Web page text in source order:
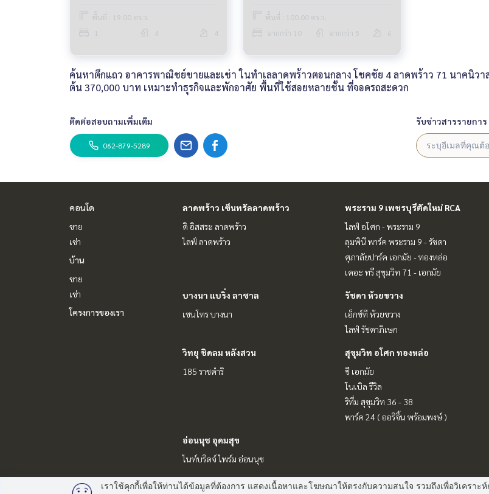
พื้นที่ : 19.00 ตร.ว.
4 4
พื้นที่ : 100.00 ตร.ว.
มากกว่า 10
มากกว่า 5 6
ค้นหาตึกแถว อาคารพาณิชย์ขายและเช่า ในทำเลลาดพร้าวตอนกลาง โชคชัย 4 ลาดพร้าว 71 นาคนิวา
ต้น 370,000 บาท เหมาะทำธุรกิจและพักอาศัย พื้นที่ใช้สอยหลายชั้น ที่จอดรถสะดวก
ติดต่อสอบถามเพิ่มเติม
062-879-5289
รับข่าวสารรายกา
คอนโด
ขาย
เช่า
บ้าน
ขาย
เช่า
โครงการของเรา
ลาดพร้าว เซ็นทรัลลาดพร้าว
ดิ อิสสระ ลาดพร้าว
ไลฟ์ ลาดพร้าว
พระราม 9 เพชรบุรีตัดใหม่ RCA
ไลฟ์ อโศก - พระราม 9
ลุมพินี พาร์ค พระราม 9 - รัชดา
ศุภาลัยปาร์ค เอกมัย - ทองหล่อ
เดอะ ทรี สุขุมวิท 71 - เอกมัย
บางนา แบริ่ง ลาซาล
เซนโทร บางนา
รัชดา ห้วยขวาง
เอ็กซ์ที ห้วยขวาง
ไลฟ์ รัชดาภิเษก
วิทยุ ชิดลม หลังสวน
185 ราชดำริ
สุขุมวิท อโศก ทองหล่อ
ซี เอกมัย
โนเบิล รีวิล
ริทึ่ม สุขุมวิท 36 - 38
พาร์ค 24 ( ออริจิ้น พร้อมพงษ์ )
อ่อนนุช อุดมสุข
ไนท์บริดจ์ ไพร์ม อ่อนนุช
เราใช้คุกกี้เพื่อให้ท่านได้ข้อมูลที่ต้องการ แสดงเนื้อหาและโฆษณาให้ตรงกับความสนใจ รวมถึงเพื่อวิเคราะ